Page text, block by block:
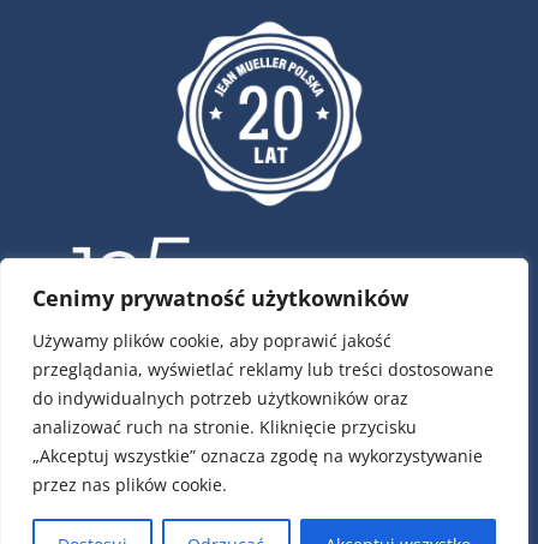
Cenimy prywatność użytkowników
Używamy plików cookie, aby poprawić jakość
przeglądania, wyświetlać reklamy lub treści dostosowane
do indywidualnych potrzeb użytkowników oraz
analizować ruch na stronie. Kliknięcie przycisku
„Akceptuj wszystkie” oznacza zgodę na wykorzystywanie
przez nas plików cookie.
ul. Krótka 4, 02-293 Warszawa
tel.:22 / 751 79 01
tel.:22 / 868 00 58
e-mail:info@jeanmueller.pl